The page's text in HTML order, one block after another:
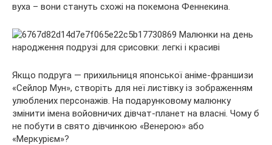
вуха – вони стануть схожі на покемона Феннекина.
Якщо подруга — прихильниця японської аніме-франшизи
«Сейлор Мун», створіть для неї листівку із зображенням
улюблених персонажів. На подарунковому малюнку
змінити імена войовничих дівчат-планет на власні. Чому б
не побути в свято дівчинкою «Венерою» або
«Меркурієм»?